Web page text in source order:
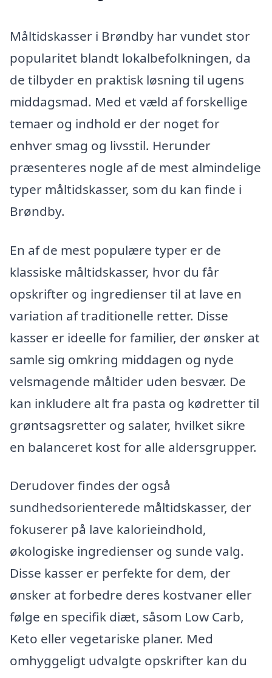
Måltidskasser i Brøndby har vundet stor
popularitet blandt lokalbefolkningen, da
de tilbyder en praktisk løsning til ugens
middagsmad. Med et væld af forskellige
temaer og indhold er der noget for
enhver smag og livsstil. Herunder
præsenteres nogle af de mest almindelige
typer måltidskasser, som du kan finde i
Brøndby.
En af de mest populære typer er de
klassiske måltidskasser, hvor du får
opskrifter og ingredienser til at lave en
variation af traditionelle retter. Disse
kasser er ideelle for familier, der ønsker at
samle sig omkring middagen og nyde
velsmagende måltider uden besvær. De
kan inkludere alt fra pasta og kødretter til
grøntsagsretter og salater, hvilket sikre
en balanceret kost for alle aldersgrupper.
Derudover findes der også
sundhedsorienterede måltidskasser, der
fokuserer på lave kalorieindhold,
økologiske ingredienser og sunde valg.
Disse kasser er perfekte for dem, der
ønsker at forbedre deres kostvaner eller
følge en specifik diæt, såsom Low Carb,
Keto eller vegetariske planer. Med
omhyggeligt udvalgte opskrifter kan du